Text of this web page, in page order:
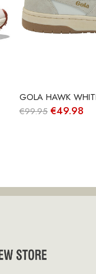
GOLA HAWK
€99.95 O
€49.98